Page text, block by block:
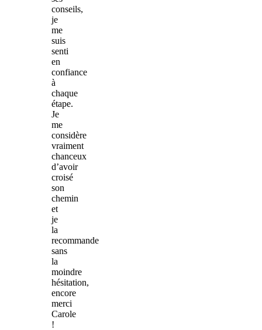
conseils,
je
me
suis
senti
en
confiance
à
chaque
étape.
Je
me
considère
vraiment
chanceux
d’avoir
croisé
son
chemin
et
je
la
recommande
sans
la
moindre
hésitation,
encore
merci
Carole
!